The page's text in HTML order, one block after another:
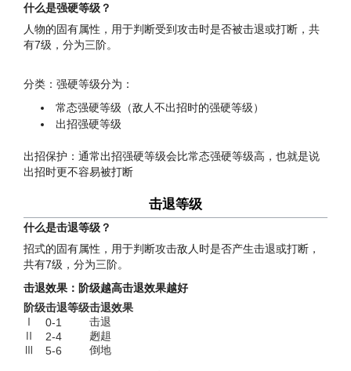
什么是强硬等级？
人物的固有属性，用于判断受到攻击时是否被击退或打断，共
有7级，分为三阶。
分类：强硬等级分为：
常态强硬等级（敌人不出招时的强硬等级）
出招强硬等级
出招保护：通常出招强硬等级会比常态强硬等级高，也就是说
出招时更不容易被打断
击退等级
什么是击退等级？
招式的固有属性，用于判断攻击敌人时是否产生击退或打断，
共有7级，分为三阶。
击退效果：阶级越高击退效果越好
阶级击退等级击退效果
Ⅰ
0-1
击退
Ⅱ
2-4
趔趄
Ⅲ
5-6 倒地